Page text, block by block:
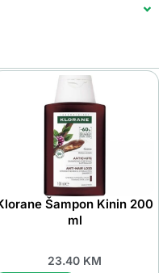
Šampon Kinin 200
ml
23.40 KM